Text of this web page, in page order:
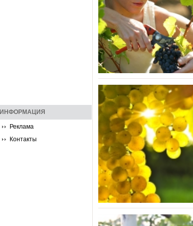
ИНФОРМАЦИЯ
Реклама
Контакты